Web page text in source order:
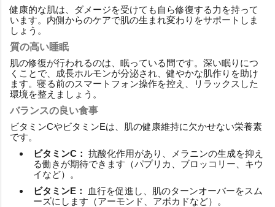
健康的な肌は、ダメージを受けても自ら修復する力を持って
います。内側からのケアで肌の生まれ変わりをサポートしま
しょう。
質の高い睡眠
肌の修復が行われるのは、眠っている間です。深い眠りにつ
くことで、成長ホルモンが分泌され、健やかな肌作りを助け
ます。寝る前のスマートフォン操作を控え、リラックスした
環境を整えましょう。
バランスの良い食事
ビタミンCやビタミンEは、肌の健康維持に欠かせない栄養素
です。
ビタミンC： 抗酸化作用があり、メラニンの生成を抑え
る働きが期待できます（パプリカ、ブロッコリー、キウ
イなど）。
ビタミンE：
血行を促進し、肌のターンオーバーをスム
ーズにします（アーモンド、アボカドなど）。